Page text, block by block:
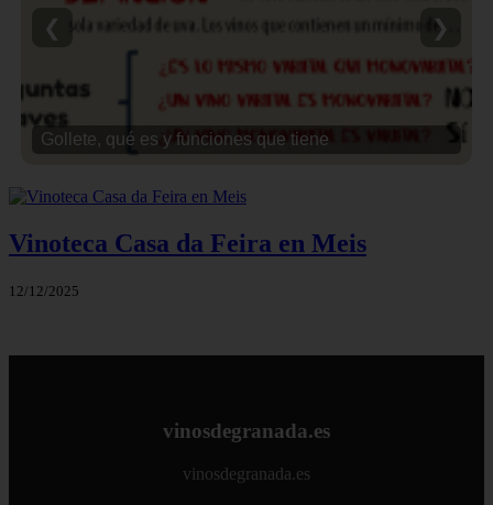
Gollete, qué es y funciones que tiene
❮ ❯
Vinoteca Casa da Feira en Meis
12/12/2025
vinosdegranada.es
vinosdegranada.es